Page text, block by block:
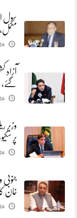
سول
آزاد
پر
جنوبی
خان